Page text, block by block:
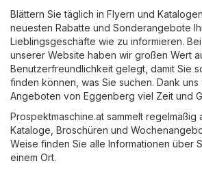
Blättern Sie täglich in Flyern und
neuesten Rabatte und Sonderangebote
Lieblingsgeschäfte wie zu informieren.
unserer Website haben wir großen Wert
Benutzerfreundlichkeit gelegt, damit Sie
finden können, was Sie suchen. Dank
Angeboten von Eggenberg viel Zeit und
Prospektmaschine.at sammelt regelmäßig
Kataloge, Broschüren und
Weise finden Sie alle Informationen über
einem Ort.